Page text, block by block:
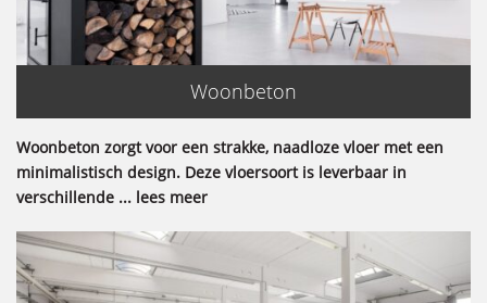
Woonbeton
Woonbeton zorgt voor een strakke, naadloze vloer met een
minimalistisch design. Deze vloersoort is leverbaar in
verschillende ... lees meer